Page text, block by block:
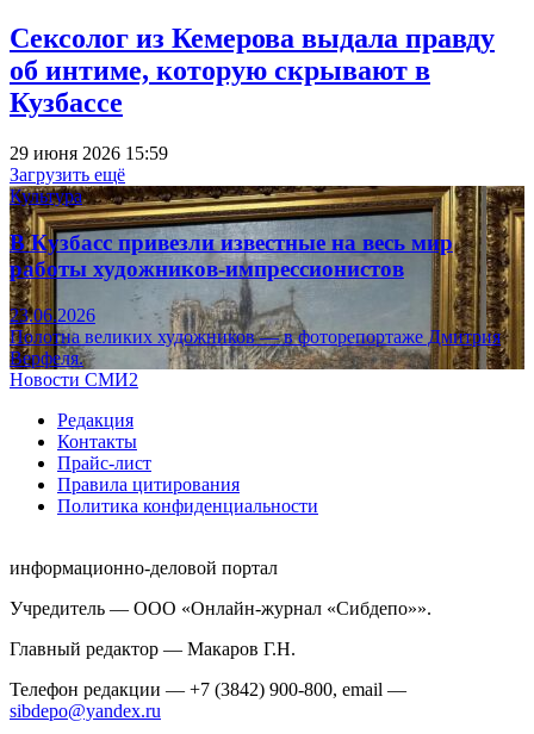
Сексолог из Кемерова выдала правду
об интиме, которую скрывают в
Кузбассе
29 июня 2026 15:59
Загрузить ещё
Культура
В Кузбасс привезли известные на весь мир
работы художников-импрессионистов
23.06.2026
Полотна великих художников — в фоторепортаже Дмитрия
Верфеля.
Новости СМИ2
Редакция
Контакты
Прайс-лист
Правила цитирования
Политика конфиденциальности
информационно-деловой портал
Учредитель — ООО «Онлайн-журнал «Сибдепо»».
Главный редактор — Макаров Г.Н.
Телефон редакции — +7 (3842) 900-800, email —
sibdepo@yandex.ru